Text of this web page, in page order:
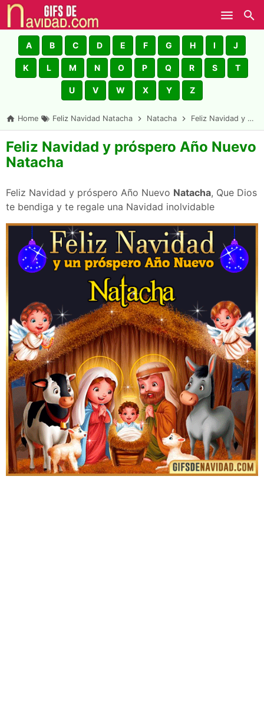
Skip to main content
A B C D E F G H I J
K L M N O P Q R S T
U V W X Y Z
Home Feliz Navidad Natacha Natacha Feliz Navidad y próspero Año Nuevo Natacha
Feliz Navidad y próspero Año Nuevo
Natacha
Feliz Navidad y próspero Año Nuevo Natacha, Que Dios
te bendiga y te regale una Navidad inolvidable